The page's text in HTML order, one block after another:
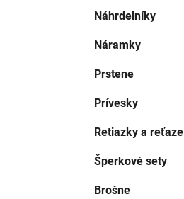
Náhrdelníky
Náramky
Prstene
Prívesky
Retiazky a reťaze
Šperkové sety
Brošne